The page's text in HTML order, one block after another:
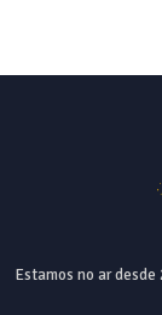
Estamos no ar